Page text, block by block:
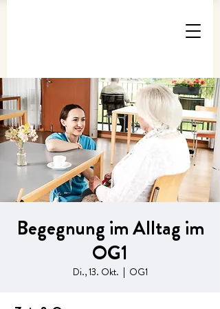
Begegnung im Alltag im
OG1
Di., 13. Okt.
  |
OG1